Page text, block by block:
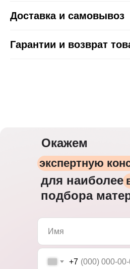
Доставка и самовывоз
Гарантии и возврат
экспертную
Окажем
для наиболее
подбора
+7